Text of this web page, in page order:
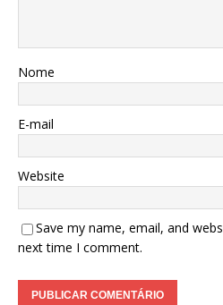
Nome
E-mail
Website
Save my name, email, and
next time I comment.